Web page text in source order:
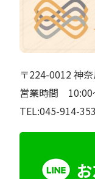
〒224-0012 神
営業時間 10:00
TEL:045-914-